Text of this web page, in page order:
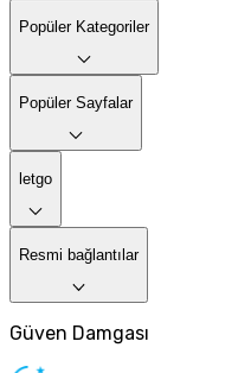
Popüler Kategoriler
Popüler Sayfalar
letgo
Resmi bağlantılar
Güven Damgası